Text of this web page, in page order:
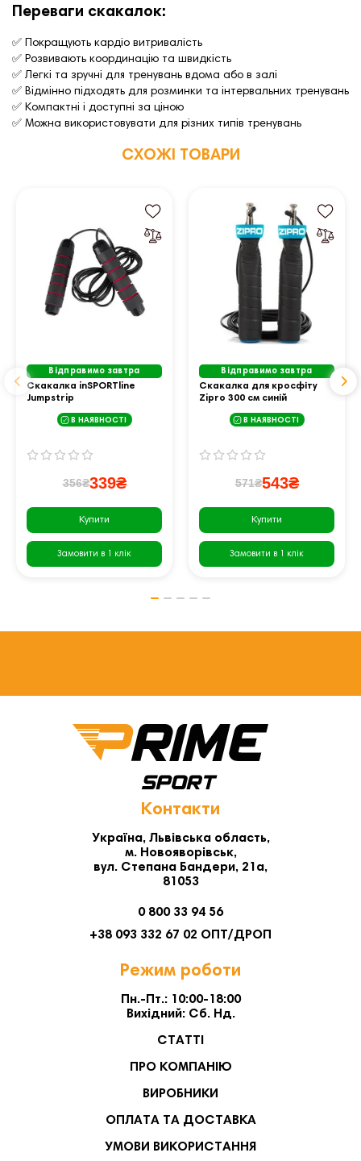
Переваги скакалок:
✅ Покращують кардіо витривалість
✅ Розвивають координацію та швидкість
✅ Легкі та зручні для тренувань вдома або в залі
✅ Відмінно підходять для розминки та інтервальних тренувань
✅ Компактні і доступні за ціною
✅ Можна використовувати для різних типів тренувань
СХОЖІ ТОВАРИ
Відправимо завтра
Скакалка inSPORTline
Jumpstrip
В НАЯВНОСТІ
356₴339₴
Купити
Замовити в 1 клік
Відправимо завтра
Скакалка для кросфіту
Zipro 300 см синій
В НАЯВНОСТІ
571₴543₴
Купити
Замовити в 1 клік
Контакти
Україна, Львівська область,
м. Новояворівськ,
вул. Степана Бандери, 21а,
81053
0 800 33 94 56
+38 093 332 67 02 ОПТ/ДРОП
Режим роботи
Пн.-Пт.: 10:00-18:00
Вихідний: Сб. Нд.
СТАТТІ
ПРО КОМПАНІЮ
ВИРОБНИКИ
ОПЛАТА ТА ДОСТАВКА
УМОВИ ВИКОРИСТАННЯ